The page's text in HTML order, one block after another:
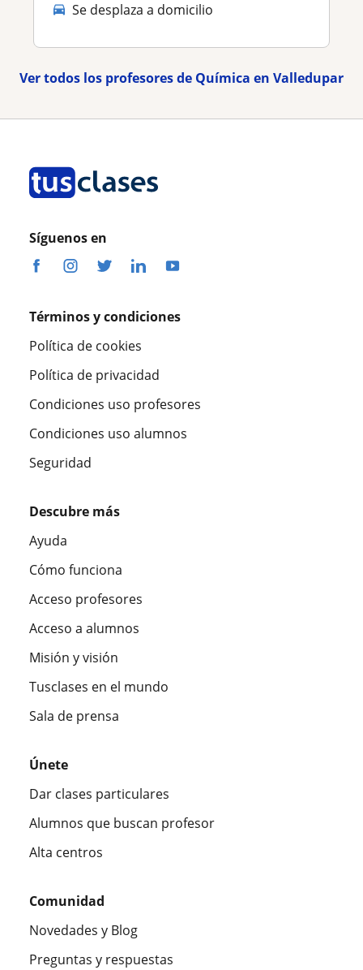
Se desplaza a domicilio
Ver todos los profesores de Química en Valledupar
Síguenos en
Términos y condiciones
Política de cookies
Política de privacidad
Condiciones uso profesores
Condiciones uso alumnos
Seguridad
Descubre más
Ayuda
Cómo funciona
Acceso profesores
Acceso a alumnos
Misión y visión
Tusclases en el mundo
Sala de prensa
Únete
Dar clases particulares
Alumnos que buscan profesor
Alta centros
Comunidad
Novedades y Blog
Preguntas y respuestas